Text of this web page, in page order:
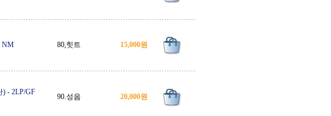
NM 80,힛트 15,000원
) - 2LP/GF
90.성음 20,000원